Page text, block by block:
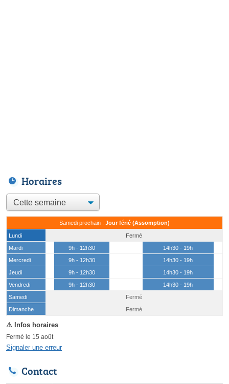
Horaires
Samedi prochain : Jour férié (Assomption)
Lundi
Fermé
Mardi
9h - 12h30
14h30 - 19h
Mercredi
9h - 12h30
14h30 - 19h
Jeudi
9h - 12h30
14h30 - 19h
Vendredi
9h - 12h30
14h30 - 19h
Samedi
(15 août)
Fermé
Dimanche
Fermé
Fermé le 15 août
Signaler une erreur
Contact